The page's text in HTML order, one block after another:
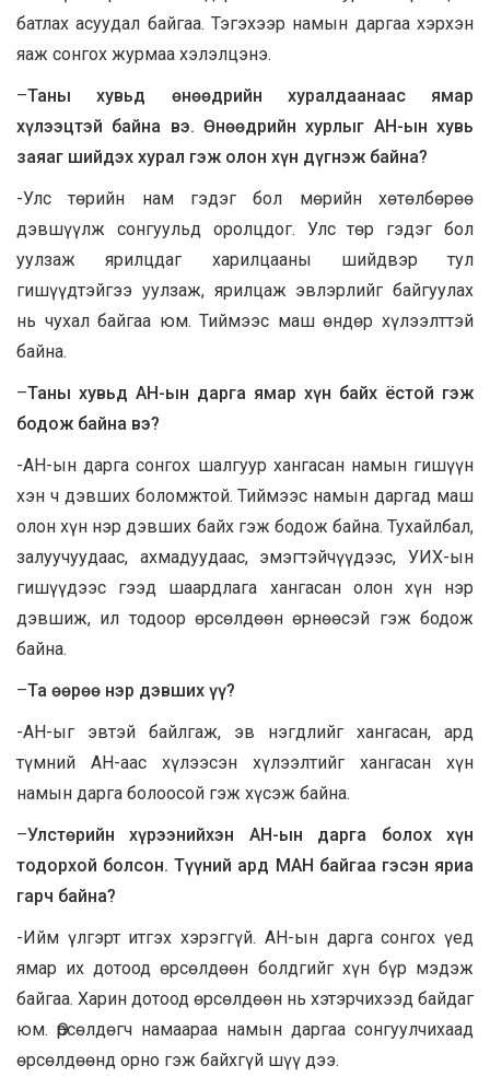
батлах асуудал байгаа. Тэгэхээр намын даргаа хэрхэн
яаж сонгох журмаа хэлэлцэнэ.
–Таны хувьд өнөөдрийн хуралдаанаас ямар
хүлээцтэй байна вэ. Өнөөдрийн хурлыг АН-ын хувь
заяаг шийдэх хурал гэж олон хүн дүгнэж байна?
-Улс төрийн нам гэдэг бол мөрийн хөтөлбөрөө
дэвшүүлж сонгуульд оролцдог. Улс төр гэдэг бол
уулзаж ярилцдаг харилцааны шийдвэр тул
гишүүдтэйгээ уулзаж, ярилцаж эвлэрлийг байгуулах
нь чухал байгаа юм. Тиймээс маш өндөр хүлээлттэй
байна.
–Таны хувьд АН-ын дарга ямар хүн байх ёстой гэж
бодож байна вэ?
-АН-ын дарга сонгох шалгуур хангасан намын гишүүн
хэн ч дэвших боломжтой. Тиймээс намын даргад маш
олон хүн нэр дэвших байх гэж бодож байна. Тухайлбал,
залуучуудаас, ахмадуудаас, эмэгтэйчүүдээс, УИХ-ын
гишүүдээс гээд шаардлага хангасан олон хүн нэр
дэвшиж, ил тодоор өрсөлдөөн өрнөөсэй гэж бодож
байна.
–Та өөрөө нэр дэвших үү?
-АН-ыг эвтэй байлгаж, эв нэгдлийг хангасан, ард
түмний АН-аас хүлээсэн хүлээлтийг хангасан хүн
намын дарга болоосой гэж хүсэж байна.
–Улстөрийн хүрээнийхэн АН-ын дарга болох хүн
тодорхой болсон. Түүний ард МАН байгаа гэсэн яриа
гарч байна?
-Ийм үлгэрт итгэх хэрэггүй. АН-ын дарга сонгох үед
ямар их дотоод өрсөлдөөн болдгийг хүн бүр мэдэж
байгаа. Харин дотоод өрсөлдөөн нь хэтэрчихээд байдаг
юм. Өрсөлдөгч намаараа намын даргаа сонгуулчихаад
өрсөлдөөнд орно гэж байхгүй шүү дээ.